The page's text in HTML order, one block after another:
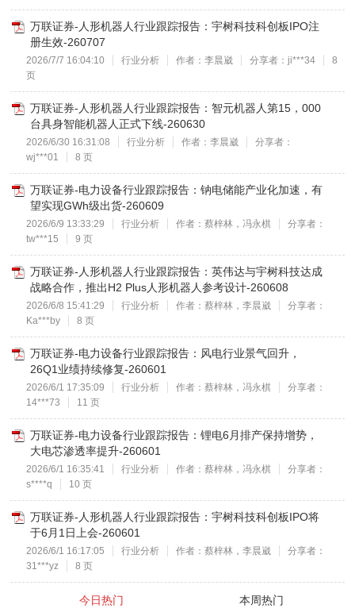
万联证券-人形机器人行业跟踪报告：宇树科技科创板IPO注
册生效-260707
2026/7/7 16:04:10 行业分析 作者：李晨崴 分享者：ji***34
8
页
万联证券-人形机器人行业跟踪报告：智元机器人第15，000
台具身智能机器人正式下线-260630
2026/6/30 16:31:08 行业分析 作者：李晨崴
分享者：
wj***01
8 页
万联证券-电力设备行业跟踪报告：钠电储能产业化加速，有
望实现GWh级出货-260609
2026/6/9 13:33:29 行业分析 作者：蔡梓林，冯永棋
分享者：
tw***15
9 页
万联证券-人形机器人行业跟踪报告：英伟达与宇树科技达成
战略合作，推出H2 Plus人形机器人参考设计-260608
2026/6/8 15:41:29 行业分析 作者：蔡梓林，李晨崴
分享者：
Ka***by
8 页
万联证券-电力设备行业跟踪报告：风电行业景气回升，
26Q1业绩持续修复-260601
2026/6/1 17:35:09 行业分析 作者：蔡梓林，冯永棋
分享者：
14***73
11 页
万联证券-电力设备行业跟踪报告：锂电6月排产保持增势，
大电芯渗透率提升-260601
2026/6/1 16:35:41 行业分析 作者：蔡梓林，冯永棋
分享者：
s****q
10 页
万联证券-人形机器人行业跟踪报告：宇树科技科创板IPO将
于6月1日上会-260601
2026/6/1 16:17:05 行业分析 作者：蔡梓林，李晨崴
分享者：
31***yz
8 页
今日热门 本周热门